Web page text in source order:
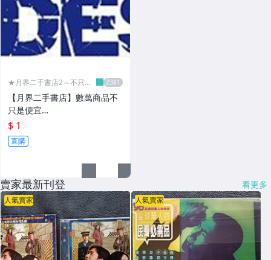
★月界二手書店2～不只是
【月界二手書店】數萬商品不
只是便宜…
$ 1
直購
賣家最新刊登 看更多
人氣賣家 人氣賣家